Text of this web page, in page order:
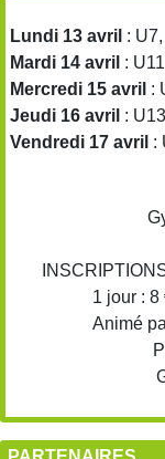
Lundi 13 avril :
Mardi 14 avril :
Mercredi 15 avril :
Jeudi 16 avril :
Vendredi 17 avril :
1 jour : 8
Animé